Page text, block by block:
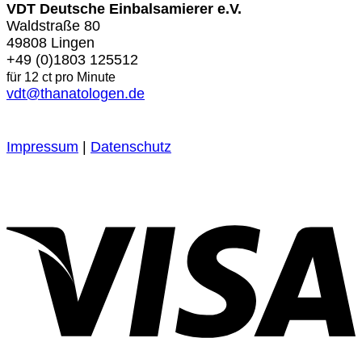
VDT Deutsche Einbalsamierer e.V.
Waldstraße 80
49808 Lingen
+49 (0)1803 125512
für 12 ct pro Minute
vdt@thanatologen.de
Impressum Datenschutz